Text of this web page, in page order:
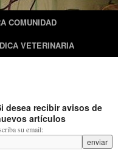
COMUNIDAD
VETERINARIA
desea recibir avisos de
artículos
su email: